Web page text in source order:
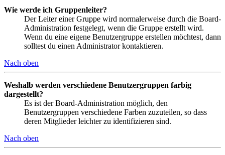
Wie werde ich Gruppenleiter?
Der Leiter einer Gruppe wird normalerweise durch die Board-
Administration festgelegt, wenn die Gruppe erstellt wird.
Wenn du eine eigene Benutzergruppe erstellen möchtest, dann
solltest du einen Administrator kontaktieren.
Nach oben
Weshalb werden verschiedene Benutzergruppen farbig
dargestellt?
Es ist der Board-Administration möglich, den
Benutzergruppen verschiedene Farben zuzuteilen, so dass
deren Mitglieder leichter zu identifizieren sind.
Nach oben